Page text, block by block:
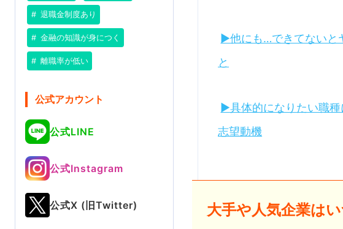
退職金制度あり
金融の知識が身につく
離職率が低い
公式アカウント
公式LINE
公式Instagram
公式X (旧Twitter)
▶他にも…できてないと
と
▶具体的になりたい職
志望動機
大手や人気企業は